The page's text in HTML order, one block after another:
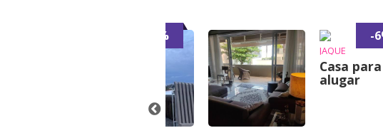
-7% -
JAQUE
Casa para
alugar